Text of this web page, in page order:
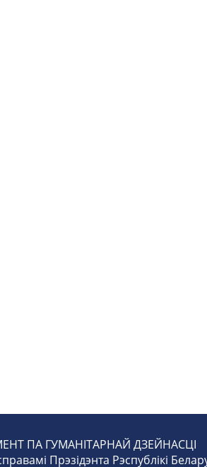
ПА ГУМАНІТАРНАЙ ДЗЕЙНАСЦІ
Прэзідэнта Рэспублікі